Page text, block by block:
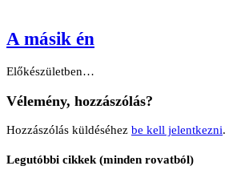
A másik én
Előkészületben…
Vélemény, hozzászólás?
Hozzászólás küldéséhez be kell jelentkezni.
Legutóbbi cikkek (minden rovatból)